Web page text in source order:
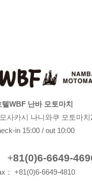
텔WBF 난바 모토마치
사카시 나니와쿠 모토마치
in 15:00 / out 10:00
+81(0)6-6649-
： +81(0)6-6649-4810